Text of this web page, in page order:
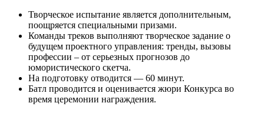
Творческое испытание является дополнительным,
поощряется специальными призами.
Команды треков выполняют творческое задание о
будущем проектного управления: тренды, вызовы
профессии – от серьезных прогнозов до
юмористического скетча.
На подготовку отводится — 60 минут.
Батл проводится и оценивается жюри Конкурса во
время церемонии награждения.